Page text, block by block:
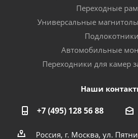
Переходные
Универсальные
Подлокотники
Автомобильные
Переходники для камер
Наши
+7 (495) 128 56 88
Россия, г. Москва, ул.